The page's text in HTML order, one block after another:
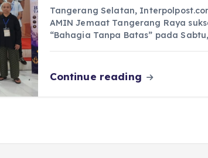
Tangerang Selatan,
AMIN Jemaat Tangerang Raya
“Bahagia Tanpa Batas” pada
Continue reading